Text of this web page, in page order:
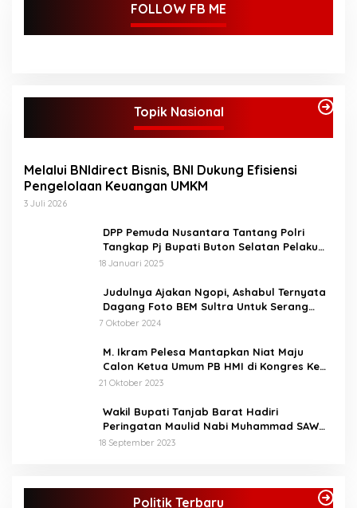
FOLLOW FB ME
Topik Nasional
Melalui BNIdirect Bisnis, BNI Dukung Efisiensi
Pengelolaan Keuangan UMKM
3 Juli 2026
DPP Pemuda Nusantara Tantang Polri
Tangkap Pj Bupati Buton Selatan Pelaku
Penganiaya Aktvis HMI
18 Januari 2025
Judulnya Ajakan Ngopi, Ashabul Ternyata
Dagang Foto BEM Sultra Untuk Serang
Paslon
7 Oktober 2024
M. Ikram Pelesa Mantapkan Niat Maju
Calon Ketua Umum PB HMI di Kongres Ke
XXXII Pontianak
21 Oktober 2023
Wakil Bupati Tanjab Barat Hadiri
Peringatan Maulid Nabi Muhammad SAW
1445 H di Masjid Darul Falah Senyerang
18 September 2023
Politik Terbaru
Wakil Bupati Merangin Terpilih